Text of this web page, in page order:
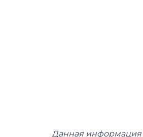
Данная информация